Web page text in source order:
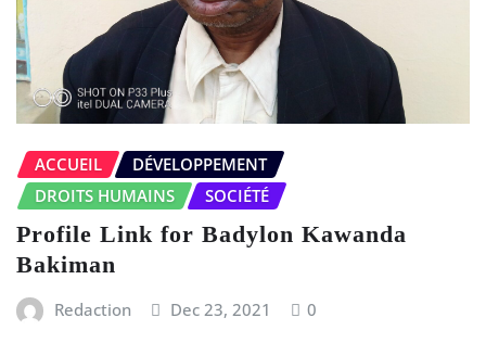
ACCUEIL
DÉVELOPPEMENT
DROITS HUMAINS
SOCIÉTÉ
Profile Link for Badylon Kawanda
Bakiman
Redaction Dec 23, 2021 0